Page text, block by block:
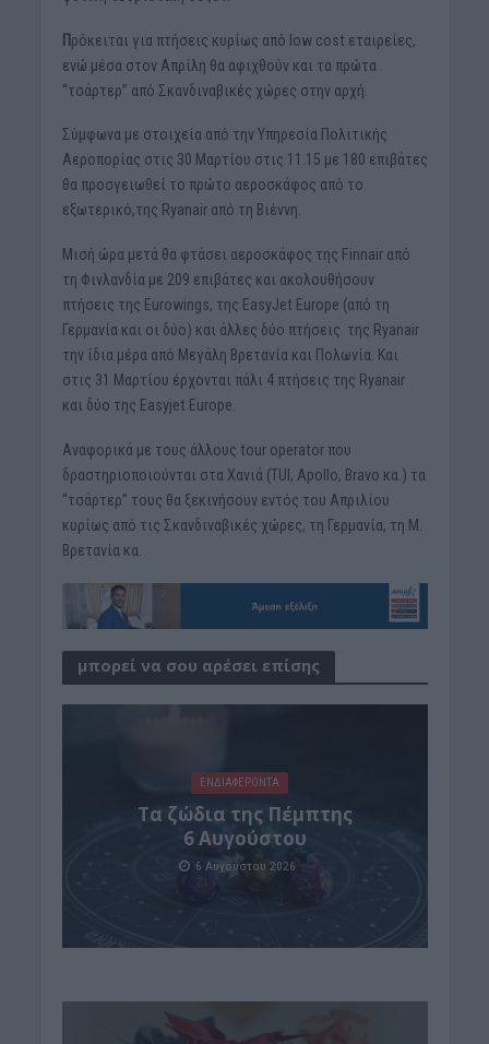
Πρόκειται για πτήσεις κυρίως από low cost εταιρείες,
ενώ µέσα στον Απρίλη θα αφιχθούν και τα πρώτα
“τσάρτερ” από Σκανδιναβικές χώρες στην αρχή.
Σύµφωνα µε στοιχεία από την Υπηρεσία Πολιτικής
Αεροπορίας στις 30 Μαρτίου στις 11.15 µε 180 επιβάτες
θα προσγειωθεί το πρώτο αεροσκάφος από το
εξωτερικό,της Ryanair από τη Βιέννη.
Μισή ώρα µετά θα φτάσει αεροσκάφος της Finnair από
τη Φινλανδία µε 209 επιβάτες και ακολουθήσουν
πτήσεις της Eurowings, της ΕasyJet Europe (από τη
Γερµανία και οι δύο) και άλλες δύο πτήσεις της Ryanair
την ίδια µέρα από Μεγάλη Βρετανία και Πολωνία. Και
στις 31 Μαρτίου έρχονται πάλι 4 πτήσεις της Ryanair
και δύο της Easyjet Europe.
Aναφορικά µε τους άλλους tour operator που
δραστηριοποιούνται στα Χανιά (TUI, Apollo, Bravo κα.) τα
“τσάρτερ” τους θα ξεκινήσουν εντός του Απριλίου
κυρίως από τις Σκανδιναβικές χώρες, τη Γερµανία, τη Μ.
Βρετανία κα.
μπορεί να σου αρέσει επίσης
ΕΝΔΙΑΦΕΡΟΝΤΑ
Tα ζώδια της Πέμπτης
6 Αυγούστου
6 Αυγούστου 2026